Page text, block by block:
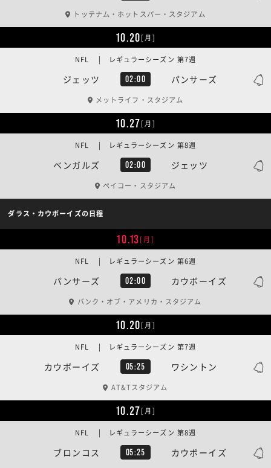
トッテナム・ホットスパー・スタジアム
10.20[月]
ジェッツ 02:00 パンサーズ
NFL | レギュラーシーズン 第7週
メットライフ・スタジアム
10.27[月]
ベンガルズ 02:00 ジェッツ
NFL | レギュラーシーズン 第8週
ペイコー・スタジアム
ダラス・カウボーイズの日程
10.13[月]
パンサーズ 02:00 カウボーイズ
NFL | レギュラーシーズン 第6週
バンク・オブ・アメリカ・スタジアム
10.20[月]
カウボーイズ 05:25 ワシントン
NFL | レギュラーシーズン 第7週
AT&Tスタジアム
10.27[月]
ブロンコス 05:25 カウボーイズ
NFL | レギュラーシーズン 第8週